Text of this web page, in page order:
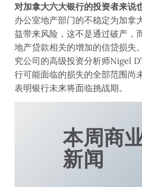
对加拿大六大银行的投资者来说
办公室地产部门的不稳定为加拿
益带来风险，这不是通过破产，
地产贷款相关的增加的信贷损失
究公司的高级投资分析师Nigel
行可能面临的损失的全部范围尚
表明银行未来将面临挑战期。
本周商
新闻